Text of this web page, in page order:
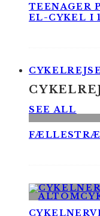
TEENAGER
EL-CYKEL I
SEE ALL